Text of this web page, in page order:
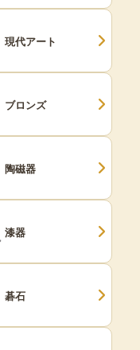
現代アート
ブロンズ
陶磁器
漆器
碁石